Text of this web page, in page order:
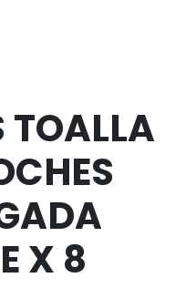
TOALLA
X 8